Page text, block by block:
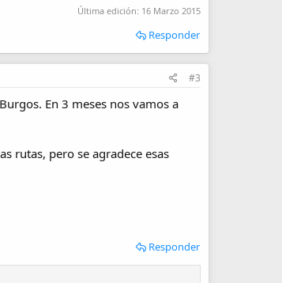
Última edición: 16 Marzo 2015
Responder
#3
En 3 meses nos vamos a
rutas, pero se agradece esas
Responder